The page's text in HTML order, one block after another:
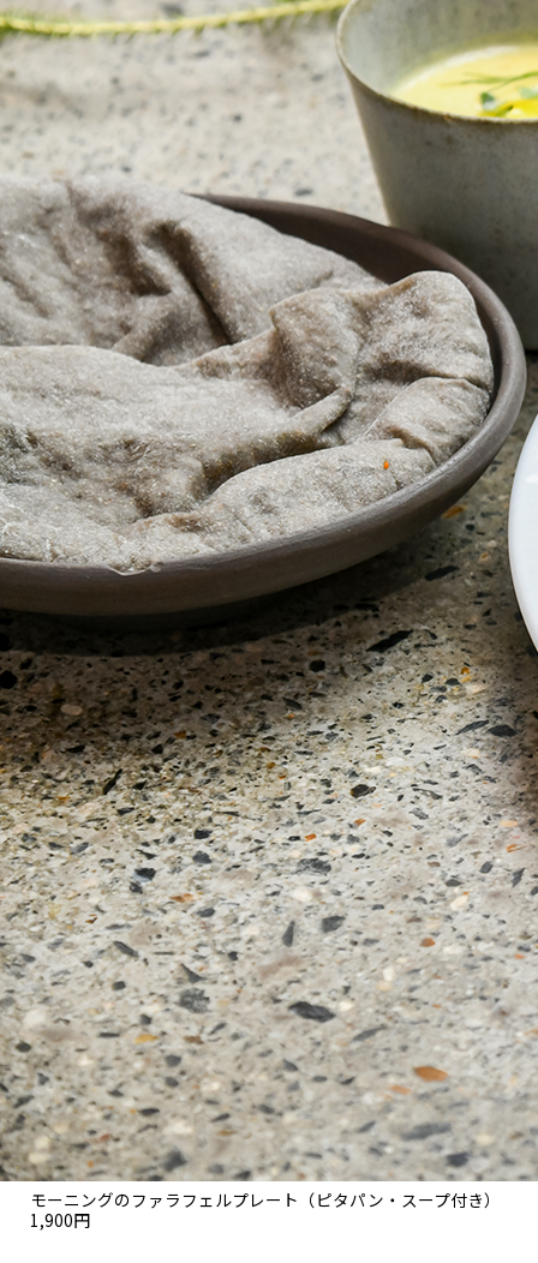
CULTURE
すべて
関西で開催。
おすすめの展覧会
おすすめの映画
誠光社で選びました。
おすすめの本
紹介します。
おすすめのイベント
モーニングのファラフェルプレート（ピタパン・スープ付き）
1,900円